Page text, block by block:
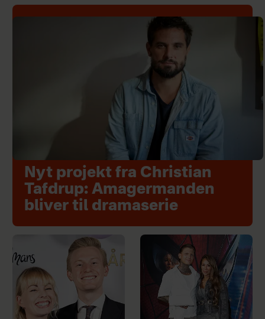
Nyt projekt fra Christian
Tafdrup: Amagermanden
bliver til dramaserie